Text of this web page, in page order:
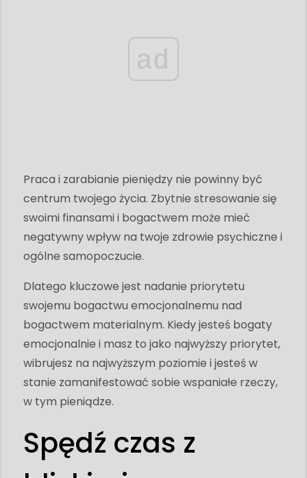
ad
Praca i zarabianie pieniędzy nie powinny być
centrum twojego życia. Zbytnie stresowanie się
swoimi finansami i bogactwem może mieć
negatywny wpływ na twoje zdrowie psychiczne i
ogólne samopoczucie.
Dlatego kluczowe jest nadanie priorytetu
swojemu bogactwu emocjonalnemu nad
bogactwem materialnym. Kiedy jesteś bogaty
emocjonalnie i masz to jako najwyższy priorytet,
wibrujesz na najwyższym poziomie i jesteś w
stanie zamanifestować sobie wspaniałe rzeczy,
w tym pieniądze.
Spędź czas z